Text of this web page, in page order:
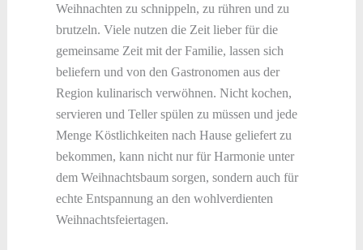
Weihnachten zu schnippeln, zu rühren und zu
brutzeln. Viele nutzen die Zeit lieber für die
gemeinsame Zeit mit der Familie, lassen sich
beliefern und von den Gastronomen aus der
Region kulinarisch verwöhnen. Nicht kochen,
servieren und Teller spülen zu müssen und jede
Menge Köstlichkeiten nach Hause geliefert zu
bekommen, kann nicht nur für Harmonie unter
dem Weihnachtsbaum sorgen, sondern auch für
echte Entspannung an den wohlverdienten
Weihnachtsfeiertagen.